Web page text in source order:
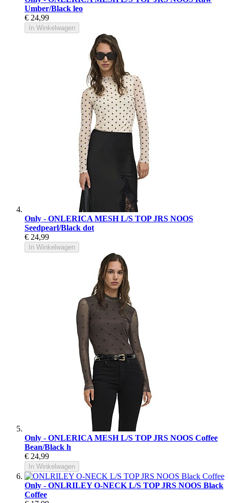
Umber/Black leo
€ 24,99
In Winkelwagen
Only - ONLERICA MESH L/S TOP JRS NOOS
Seedpearl/Black dot
€ 24,99
In Winkelwagen
Only - ONLERICA MESH L/S TOP JRS NOOS Coffee
Bean/Black h
€ 24,99
In Winkelwagen
Only - ONLRILEY O-NECK L/S TOP JRS NOOS Black
Coffee